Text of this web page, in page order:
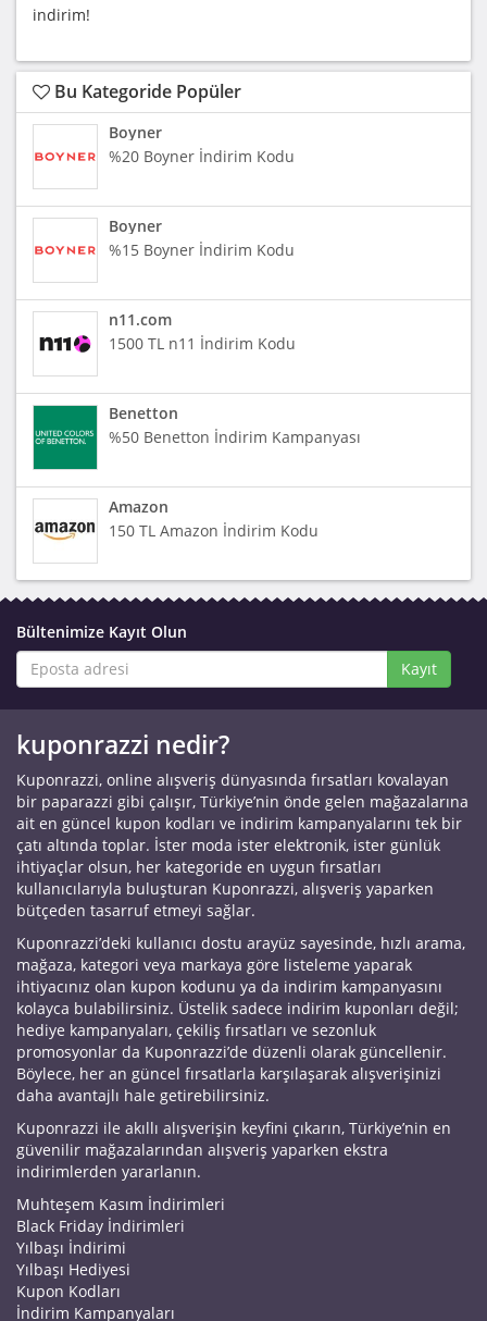
indirim!
Bu Kategoride Popüler
Boyner
%20 Boyner İndirim Kodu
Boyner
%15 Boyner İndirim Kodu
n11.com
1500 TL n11 İndirim Kodu
Benetton
%50 Benetton İndirim Kampanyası
Amazon
150 TL Amazon İndirim Kodu
Bültenimize Kayıt Olun
Kayıt
kuponrazzi nedir?
Kuponrazzi, online alışveriş dünyasında fırsatları kovalayan
bir paparazzi gibi çalışır, Türkiye’nin önde gelen mağazalarına
ait en güncel kupon kodları ve indirim kampanyalarını tek bir
çatı altında toplar. İster moda ister elektronik, ister günlük
ihtiyaçlar olsun, her kategoride en uygun fırsatları
kullanıcılarıyla buluşturan Kuponrazzi, alışveriş yaparken
bütçeden tasarruf etmeyi sağlar.
Kuponrazzi’deki kullanıcı dostu arayüz sayesinde, hızlı arama,
mağaza, kategori veya markaya göre listeleme yaparak
ihtiyacınız olan kupon kodunu ya da indirim kampanyasını
kolayca bulabilirsiniz. Üstelik sadece indirim kuponları değil;
hediye kampanyaları, çekiliş fırsatları ve sezonluk
promosyonlar da Kuponrazzi’de düzenli olarak güncellenir.
Böylece, her an güncel fırsatlarla karşılaşarak alışverişinizi
daha avantajlı hale getirebilirsiniz.
Kuponrazzi ile akıllı alışverişin keyfini çıkarın, Türkiye’nin en
güvenilir mağazalarından alışveriş yaparken ekstra
indirimlerden yararlanın.
Muhteşem Kasım İndirimleri
Black Friday İndirimleri
Yılbaşı İndirimi
Yılbaşı Hediyesi
Kupon Kodları
İndirim Kampanyaları